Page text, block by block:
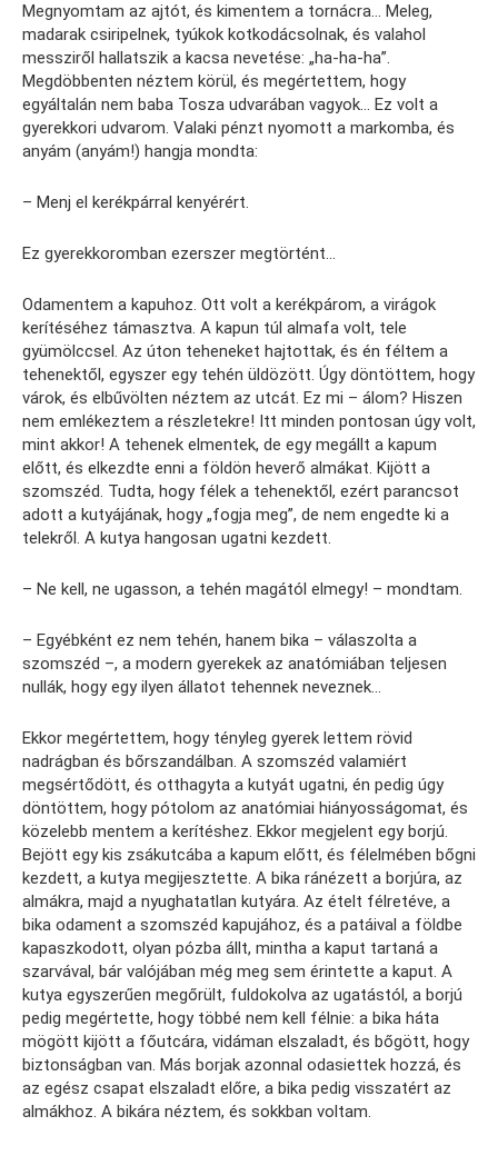
Megnyomtam az ajtót, és kimentem a tornácra… Meleg,
madarak csiripelnek, tyúkok kotkodácsolnak, és valahol
messziről hallatszik a kacsa nevetése: „ha-ha-ha”.
Megdöbbenten néztem körül, és megértettem, hogy
egyáltalán nem baba Tosza udvarában vagyok… Ez volt a
gyerekkori udvarom. Valaki pénzt nyomott a markomba, és
anyám (anyám!) hangja mondta:
– Menj el kerékpárral kenyérért.
Ez gyerekkoromban ezerszer megtörtént…
Odamentem a kapuhoz. Ott volt a kerékpárom, a virágok
kerítéséhez támasztva. A kapun túl almafa volt, tele
gyümölccsel. Az úton teheneket hajtottak, és én féltem a
tehenektől, egyszer egy tehén üldözött. Úgy döntöttem, hogy
várok, és elbűvölten néztem az utcát. Ez mi – álom? Hiszen
nem emlékeztem a részletekre! Itt minden pontosan úgy volt,
mint akkor! A tehenek elmentek, de egy megállt a kapum
előtt, és elkezdte enni a földön heverő almákat. Kijött a
szomszéd. Tudta, hogy félek a tehenektől, ezért parancsot
adott a kutyájának, hogy „fogja meg”, de nem engedte ki a
telekről. A kutya hangosan ugatni kezdett.
– Ne kell, ne ugasson, a tehén magától elmegy! – mondtam.
– Egyébként ez nem tehén, hanem bika – válaszolta a
szomszéd –, a modern gyerekek az anatómiában teljesen
nullák, hogy egy ilyen állatot tehennek neveznek…
Ekkor megértettem, hogy tényleg gyerek lettem rövid
nadrágban és bőrszandálban. A szomszéd valamiért
megsértődött, és otthagyta a kutyát ugatni, én pedig úgy
döntöttem, hogy pótolom az anatómiai hiányosságomat, és
közelebb mentem a kerítéshez. Ekkor megjelent egy borjú.
Bejött egy kis zsákutcába a kapum előtt, és félelmében bőgni
kezdett, a kutya megijesztette. A bika ránézett a borjúra, az
almákra, majd a nyughatatlan kutyára. Az ételt félretéve, a
bika odament a szomszéd kapujához, és a patáival a földbe
kapaszkodott, olyan pózba állt, mintha a kaput tartaná a
szarvával, bár valójában még meg sem érintette a kaput. A
kutya egyszerűen megőrült, fuldokolva az ugatástól, a borjú
pedig megértette, hogy többé nem kell félnie: a bika háta
mögött kijött a főutcára, vidáman elszaladt, és bőgött, hogy
biztonságban van. Más borjak azonnal odasiettek hozzá, és
az egész csapat elszaladt előre, a bika pedig visszatért az
almákhoz. A bikára néztem, és sokkban voltam.